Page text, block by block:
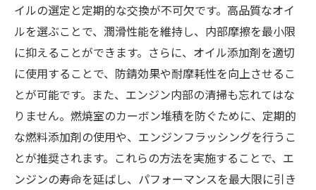
イルの選定と定期的な交換が不可欠です。高品質なオイ
ルを選ぶことで、潤滑性能を維持し、内部摩擦を最小限
に抑えることができます。さらに、オイル添加剤を適切
に使用することで、防錆効果や耐摩耗性を向上させるこ
とが可能です。また、エンジン内部の清掃も忘れてはな
りません。燃焼室のカーボン堆積を防ぐために、定期的
な燃料添加剤の使用や、エンジンフラッシングを行うこ
とが推奨されます。これらの方法を実施することで、エ
ンジンの寿命を延ばし、パフォーマンスを最大限に引き